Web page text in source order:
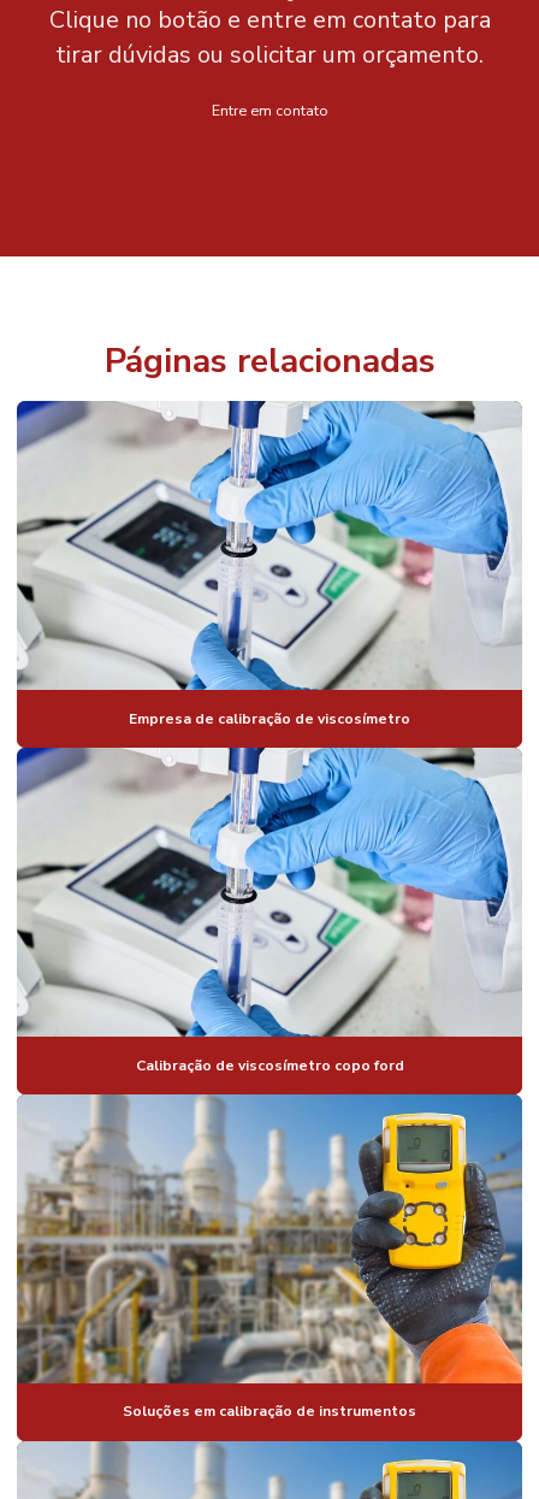
Clique no botão e entre em contato para
tirar dúvidas ou solicitar um orçamento.
Entre em contato
Páginas relacionadas
Empresa de calibração de viscosímetro
Calibração de viscosímetro copo ford
Soluções em calibração de instrumentos